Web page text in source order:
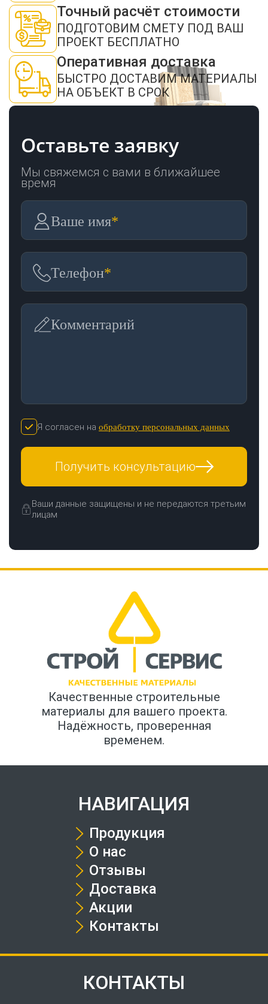
Точный расчёт стоимости
ПОДГОТОВИМ СМЕТУ ПОД ВАШ
ПРОЕКТ БЕСПЛАТНО
Оперативная доставка
БЫСТРО ДОСТАВИМ МАТЕРИАЛЫ
НА ОБЪЕКТ В СРОК
Оставьте заявку
Мы свяжемся с вами в ближайшее
время
Ваше имя*
Телефон*
Комментарий
Я согласен на обработку персональных данных
Получить консультацию
Ваши данные защищены и не передаются третьим
лицам
Качественные строительные
материалы для вашего проекта.
Надёжность, проверенная
временем.
НАВИГАЦИЯ
Продукция
О нас
Отзывы
Доставка
Акции
Контакты
КОНТАКТЫ
Нажимая кнопку "Отправить", я даю своё согласие на обработку моих
персональных данных в соответствии с ФЗ от 27.07.2006 № 152-ФЗ "О
персональных данных", на условиях и для целей, определенных вполитикой
конфиденциальности